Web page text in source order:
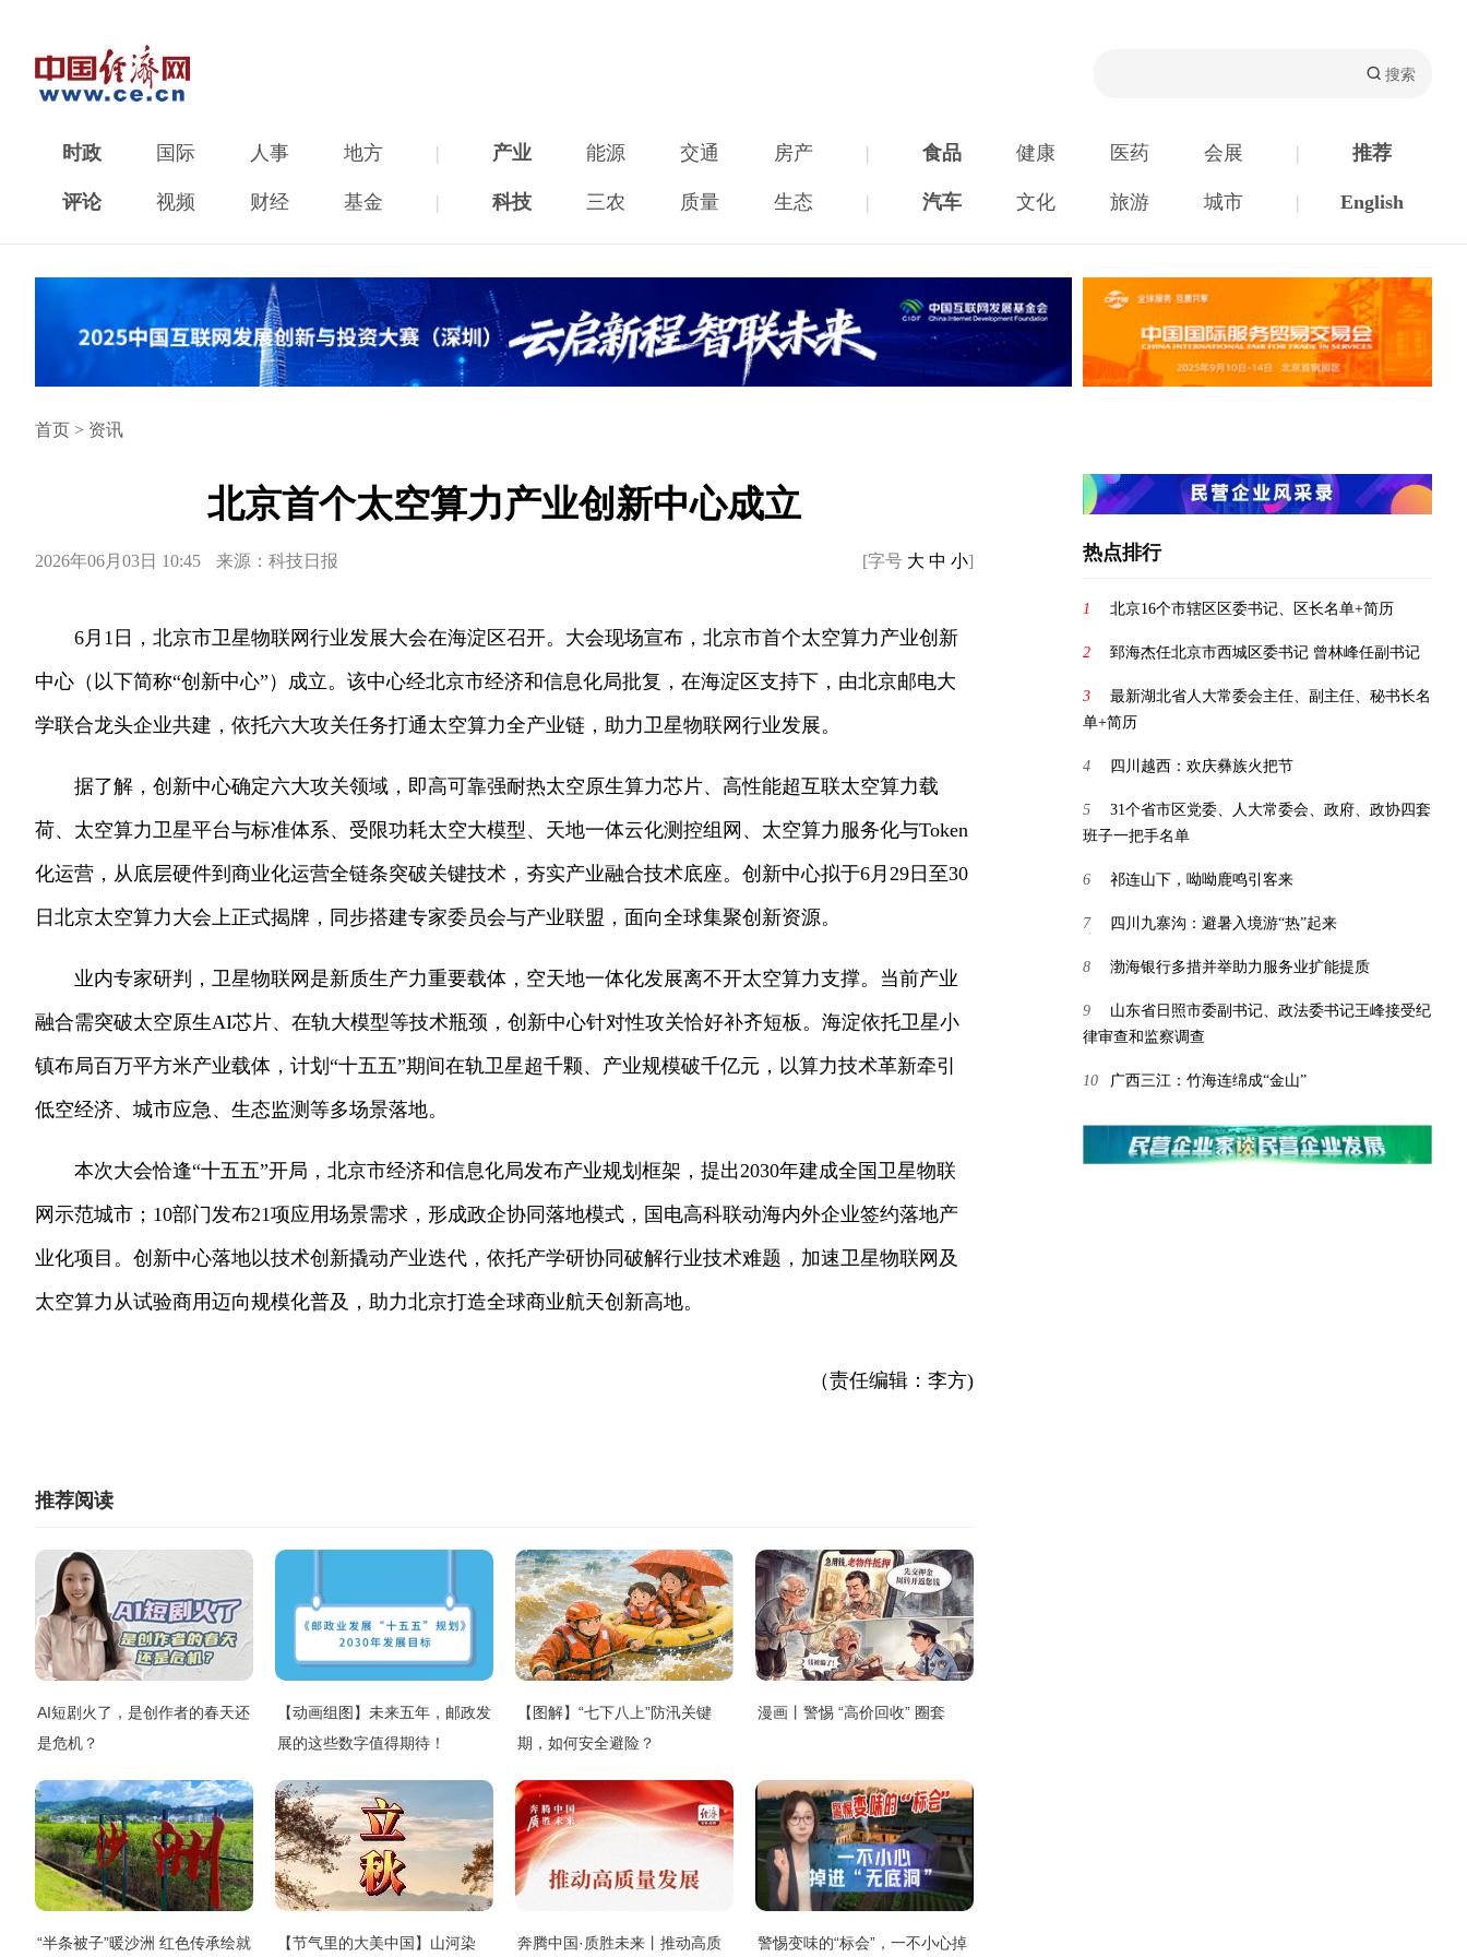
时政 国际 人事 地方 | 产业 能源 交通 房产 | 食品 健康 医药 会展 | 推荐
评论 视频 财经 基金 | 科技 三农 质量 生态 | 汽车 文化 旅游 城市 | English
首页 > 资讯
北京首个太空算力产业创新中心成立
2026年06月03日 10:45 来源：科技日报 [字号 大 中 小]
6月1日，北京市卫星物联网行业发展大会在海淀区召开。大会现场宣布，北京市首个太空算力产业创新
中心（以下简称“创新中心”）成立。该中心经北京市经济和信息化局批复，在海淀区支持下，由北京邮电大
学联合龙头企业共建，依托六大攻关任务打通太空算力全产业链，助力卫星物联网行业发展。
据了解，创新中心确定六大攻关领域，即高可靠强耐热太空原生算力芯片、高性能超互联太空算力载
荷、太空算力卫星平台与标准体系、受限功耗太空大模型、天地一体云化测控组网、太空算力服务化与Token
化运营，从底层硬件到商业化运营全链条突破关键技术，夯实产业融合技术底座。创新中心拟于6月29日至30
日北京太空算力大会上正式揭牌，同步搭建专家委员会与产业联盟，面向全球集聚创新资源。
业内专家研判，卫星物联网是新质生产力重要载体，空天地一体化发展离不开太空算力支撑。当前产业
融合需突破太空原生AI芯片、在轨大模型等技术瓶颈，创新中心针对性攻关恰好补齐短板。海淀依托卫星小
镇布局百万平方米产业载体，计划“十五五”期间在轨卫星超千颗、产业规模破千亿元，以算力技术革新牵引
低空经济、城市应急、生态监测等多场景落地。
本次大会恰逢“十五五”开局，北京市经济和信息化局发布产业规划框架，提出2030年建成全国卫星物联
网示范城市；10部门发布21项应用场景需求，形成政企协同落地模式，国电高科联动海内外企业签约落地产
业化项目。创新中心落地以技术创新撬动产业迭代，依托产学研协同破解行业技术难题，加速卫星物联网及
太空算力从试验商用迈向规模化普及，助力北京打造全球商业航天创新高地。
（责任编辑：李方)
推荐阅读
AI短剧火了，是创作者的春天还
是危机？
【动画组图】未来五年，邮政发
展的这些数字值得期待！
【图解】“七下八上”防汛关键
期，如何安全避险？
漫画丨警惕 “高价回收” 圈套
“半条被子”暖沙洲 红色传承绘就
【节气里的大美中国】山河染
奔腾中国·质胜未来丨推动高质
警惕变味的“标会”，一不小心掉
热点排行
1 北京16个市辖区区委书记、区长名单+简历
2 郅海杰任北京市西城区委书记 曾林峰任副书记
3
最新湖北省人大常委会主任、副主任、秘书长名
单+简历
4 四川越西：欢庆彝族火把节
5
31个省市区党委、人大常委会、政府、政协四套
班子一把手名单
6 祁连山下，呦呦鹿鸣引客来
7 四川九寨沟：避暑入境游“热”起来
8 渤海银行多措并举助力服务业扩能提质
9
山东省日照市委副书记、政法委书记王峰接受纪
律审查和监察调查
10 广西三江：竹海连绵成“金山”